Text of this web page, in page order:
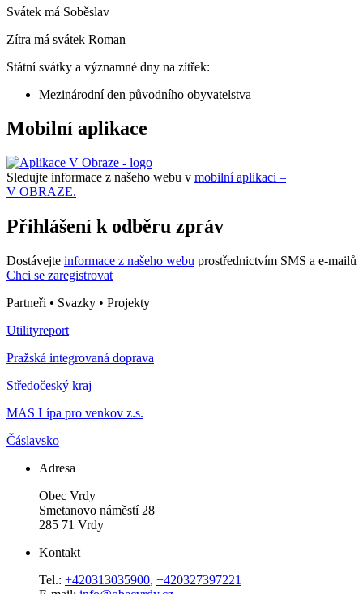
Svátek má Soběslav
Zítra má svátek Roman
Státní svátky a významné dny na zítřek:
Mezinárodní den původního obyvatelstva
Mobilní aplikace
Sledujte informace z našeho webu v mobilní aplikaci –
V OBRAZE.
Přihlášení k odběru zpráv
Dostávejte informace z našeho webu prostřednictvím SMS a e-mailů
Chci se zaregistrovat
Partneři • Svazky • Projekty
Utilityreport
Pražská integrovaná doprava
Středočeský kraj
MAS Lípa pro venkov z.s.
Čáslavsko
Adresa
Obec Vrdy
Smetanovo náměstí 28
285 71 Vrdy
Kontakt
Tel.: +420313035900, +420327397221